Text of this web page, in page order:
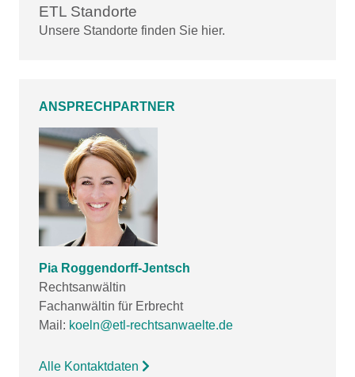
ETL Standorte
Unsere Standorte finden Sie hier.
ANSPRECHPARTNER
Pia Roggendorff-Jentsch
Rechtsanwältin
Fachanwältin für Erbrecht
Mail: koeln@etl-rechtsanwaelte.de
Alle Kontaktdaten